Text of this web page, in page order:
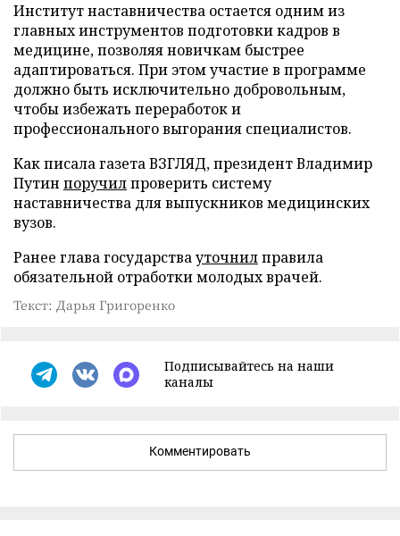
Институт наставничества остается одним из
главных инструментов подготовки кадров в
медицине, позволяя новичкам быстрее
адаптироваться. При этом участие в программе
должно быть исключительно добровольным,
чтобы избежать переработок и
профессионального выгорания специалистов.
Как писала газета ВЗГЛЯД, президент Владимир
Путин поручилпроверить систему
наставничества для выпускников медицинских
вузов.
Ранее глава государствауточнилправила
обязательной отработки молодых врачей.
Текст: Дарья Григоренко
Подписывайтесь на наши
каналы
Комментировать